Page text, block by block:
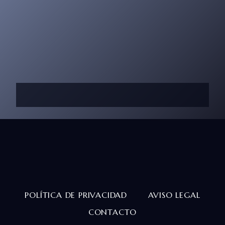
POLÍTICA DE PRIVACIDAD
AVISO LEGAL
CONTACTO